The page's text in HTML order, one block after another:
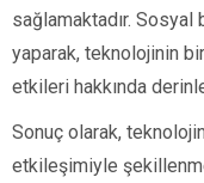
sağlamaktadır. Sosyal
yaparak, teknolojinin
etkileri hakkında
Sonuç olarak,
etkileşimiyle